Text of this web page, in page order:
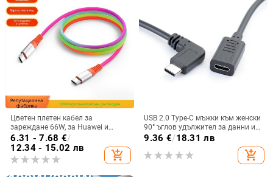
Цветен плетен кабел за
зареждане 66W, за Huawei и
Apple, USB-C и Lightning, бързо
зареждане
6.31 - 7.68 €/
12.34 - 15.02 лв
add_shopping_cart
USB 2.0 Type-C мъжки към женски
90° ъглов удължител за данни и
зареждане – силикон, едно
9.36 €/18.31 лв
add_shopping_cart